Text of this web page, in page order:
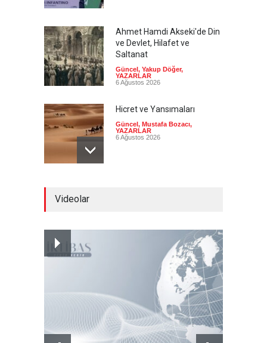
Ahmet Hamdi Akseki'de Din
ve Devlet, Hilafet ve
Saltanat
Güncel , Yakup Döğer,
YAZARLAR
6 Ağustos 2026
Hicret ve Yansımaları
Güncel , Mustafa Bozacı,
YAZARLAR
6 Ağustos 2026
İsrail şirketi Volkswagen
fabrikasında silah üretecek
6 Ağustos 2026
Videolar